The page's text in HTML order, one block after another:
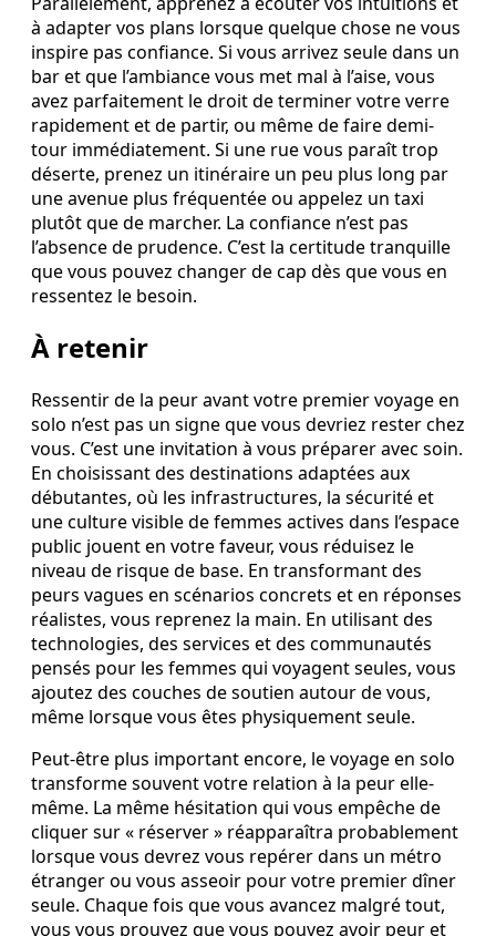
à adapter vos plans lorsque quelque chose ne vous
inspire pas confiance. Si vous arrivez seule dans un
bar et que l’ambiance vous met mal à l’aise, vous
avez parfaitement le droit de terminer votre verre
rapidement et de partir, ou même de faire demi-
tour immédiatement. Si une rue vous paraît trop
déserte, prenez un itinéraire un peu plus long par
une avenue plus fréquentée ou appelez un taxi
plutôt que de marcher. La confiance n’est pas
l’absence de prudence. C’est la certitude tranquille
que vous pouvez changer de cap dès que vous en
ressentez le besoin.
À retenir
Ressentir de la peur avant votre premier voyage en
solo n’est pas un signe que vous devriez rester chez
vous. C’est une invitation à vous préparer avec soin.
En choisissant des destinations adaptées aux
débutantes, où les infrastructures, la sécurité et
une culture visible de femmes actives dans l’espace
public jouent en votre faveur, vous réduisez le
niveau de risque de base. En transformant des
peurs vagues en scénarios concrets et en réponses
réalistes, vous reprenez la main. En utilisant des
technologies, des services et des communautés
pensés pour les femmes qui voyagent seules, vous
ajoutez des couches de soutien autour de vous,
même lorsque vous êtes physiquement seule.
Peut-être plus important encore, le voyage en solo
transforme souvent votre relation à la peur elle-
même. La même hésitation qui vous empêche de
cliquer sur « réserver » réapparaîtra probablement
lorsque vous devrez vous repérer dans un métro
étranger ou vous asseoir pour votre premier dîner
seule. Chaque fois que vous avancez malgré tout,
vous vous prouvez que vous pouvez avoir peur et